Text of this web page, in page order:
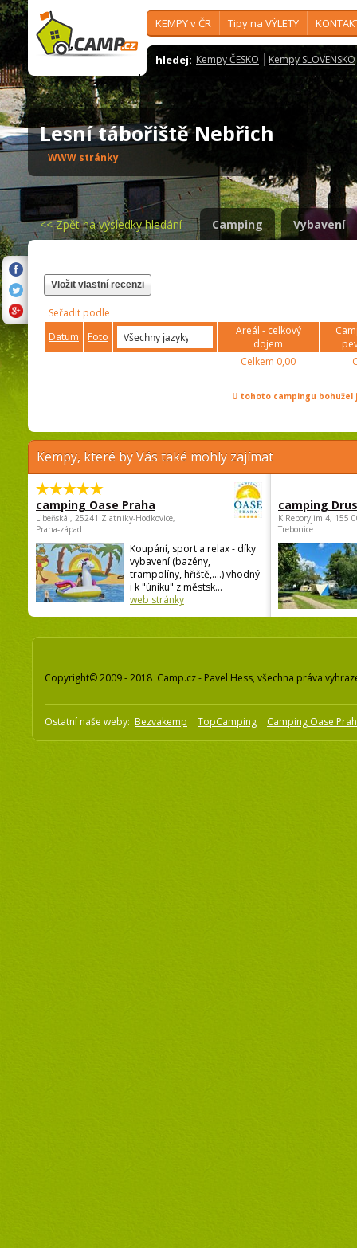
KEMPY v ČR Tipy na VÝLETY
hledej: Kempy ČESKO Kempy SLOVENSKO
Lesní tábořiště Nebřich
WWW stránky
<<Zpět na výsledky hledání Camping Vybavení
Vložit vlastní recenzi
Seřadit podle
Datum
Foto
Areál - celkový
dojem
Celkem 0,00
U tohoto campingu
Kempy, které by Vás také mohly zajímat
camping Oase Praha
Libeňská , 25241 Zlatníky-Hodkovice,
Praha-západ
Koupání, sport a relax - díky
vybavení (bazény,
trampolíny, hřiště,....) vhodný
i k "úniku" z městsk...
web stránky
camping
K Reporyjim 4, 155
Trebonice
Copyright© 2009 - 2018 Camp.cz - Pavel Hess, všechna práva
Ostatní naše weby: Bezvakemp TopCamping Camping Oase